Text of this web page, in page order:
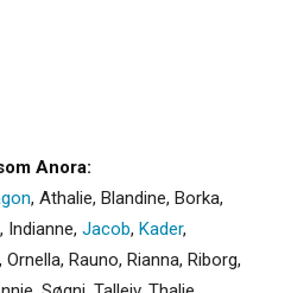
Anora:
, Athalie, Blandine, Borka,
, Indianne, Jacob, Kader,
, Ornella, Rauno, Rianna, Riborg,